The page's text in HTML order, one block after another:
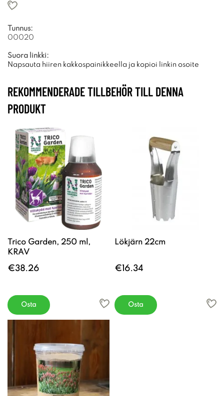
Tunnus:
00020
Suora linkki:
Napsauta hiiren kakkospainikkeella ja kopioi linkin osoite
REKOMMENDERADE TILLBEHÖR TILL DENNA
PRODUKT
Trico Garden, 250 ml,
KRAV
€38.26
Osta
Lökjärn 22cm
€16.34
Osta